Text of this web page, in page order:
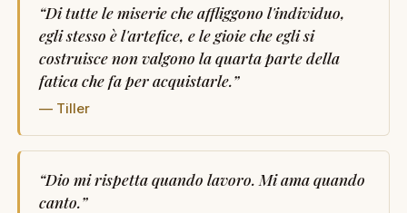
“Di tutte le miserie che affliggono l'individuo,
egli stesso è l'artefice, e le gioie che egli si
costruisce non valgono la quarta parte della
fatica che fa per acquistarle.”
— Tiller
“Dio mi rispetta quando lavoro. Mi ama quando
canto.”